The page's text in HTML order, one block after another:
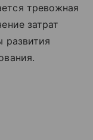
тревожная
затрат
развития